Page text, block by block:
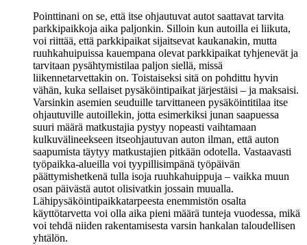
Pointtinani on se, että itse ohjautuvat autot saattavat tarvita
parkkipaikkoja aika paljonkin. Silloin kun autoilla ei liikuta,
voi riittää, että parkkipaikat sijaitsevat kaukanakin, mutta
ruuhkahuipuissa kauempana olevat parkkipaikat tyhjenevät ja
tarvitaan pysähtymistilaa paljon siellä, missä
liikennetarvettakin on. Toistaiseksi sitä on pohdittu hyvin
vähän, kuka sellaiset pysäköintipaikat järjestäisi – ja maksaisi.
Varsinkin asemien seuduille tarvittaneen pysäköintitilaa itse
ohjautuville autoillekin, jotta esimerkiksi junan saapuessa
suuri määrä matkustajia pystyy nopeasti vaihtamaan
kulkuvälineekseen itseohjautuvan auton ilman, että auton
saapumista täytyy matkustajien pitkään odotella. Vastaavasti
työpaikka-alueilla voi tyypillisimpänä työpäivän
päättymishetkenä tulla isoja ruuhkahuippuja – vaikka muun
osan päivästä autot olisivatkin jossain muualla.
Lähipysäköintipaikkatarpeesta enemmistön osalta
käyttötarvetta voi olla aika pieni määrä tunteja vuodessa, mikä
voi tehdä niiden rakentamisesta varsin hankalan taloudellisen
yhtälön.